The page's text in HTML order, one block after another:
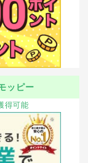
ッピー
得可能